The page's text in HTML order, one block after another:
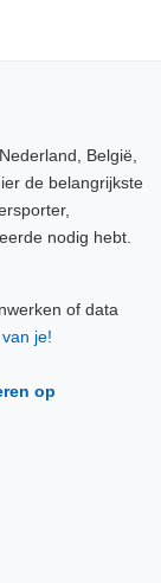
België,
de belangrijkste
nodig hebt.
of data
je!
op